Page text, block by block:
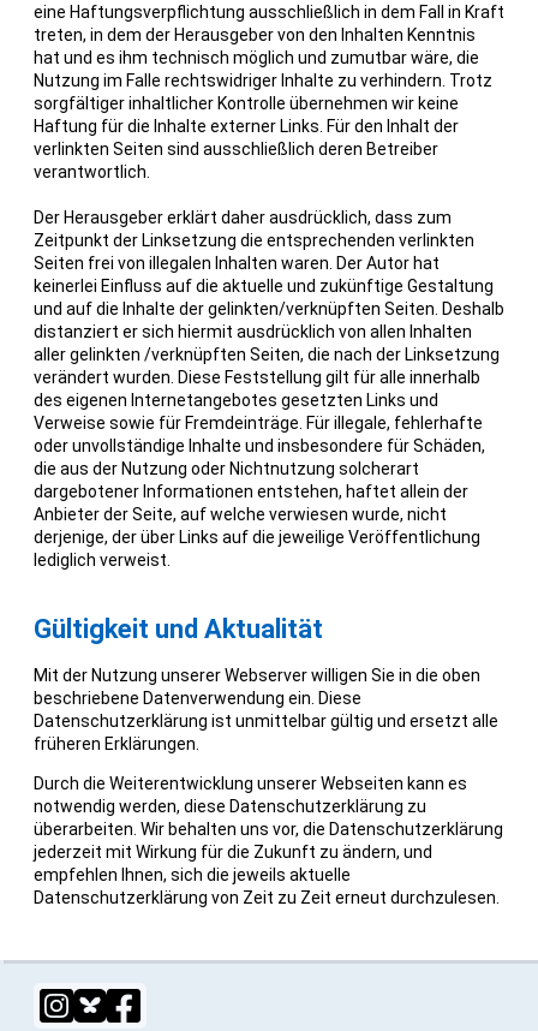
eine Haftungsverpflichtung ausschließlich in dem Fall in Kraft
treten, in dem der Herausgeber von den Inhalten Kenntnis
hat und es ihm technisch möglich und zumutbar wäre, die
Nutzung im Falle rechtswidriger Inhalte zu verhindern. Trotz
sorgfältiger inhaltlicher Kontrolle übernehmen wir keine
Haftung für die Inhalte externer Links. Für den Inhalt der
verlinkten Seiten sind ausschließlich deren Betreiber
verantwortlich.
Der Herausgeber erklärt daher ausdrücklich, dass zum
Zeitpunkt der Linksetzung die entsprechenden verlinkten
Seiten frei von illegalen Inhalten waren. Der Autor hat
keinerlei Einfluss auf die aktuelle und zukünftige Gestaltung
und auf die Inhalte der gelinkten/verknüpften Seiten. Deshalb
distanziert er sich hiermit ausdrücklich von allen Inhalten
aller gelinkten /verknüpften Seiten, die nach der Linksetzung
verändert wurden. Diese Feststellung gilt für alle innerhalb
des eigenen Internetangebotes gesetzten Links und
Verweise sowie für Fremdeinträge. Für illegale, fehlerhafte
oder unvollständige Inhalte und insbesondere für Schäden,
die aus der Nutzung oder Nichtnutzung solcherart
dargebotener Informationen entstehen, haftet allein der
Anbieter der Seite, auf welche verwiesen wurde, nicht
derjenige, der über Links auf die jeweilige Veröffentlichung
lediglich verweist.
Gültigkeit und Aktualität
Mit der Nutzung unserer Webserver willigen Sie in die oben
beschriebene Datenverwendung ein. Diese
Datenschutzerklärung ist unmittelbar gültig und ersetzt alle
früheren Erklärungen.
Durch die Weiterentwicklung unserer Webseiten kann es
notwendig werden, diese Datenschutzerklärung zu
überarbeiten. Wir behalten uns vor, die Datenschutzerklärung
jederzeit mit Wirkung für die Zukunft zu ändern, und
empfehlen Ihnen, sich die jeweils aktuelle
Datenschutzerklärung von Zeit zu Zeit erneut durchzulesen.